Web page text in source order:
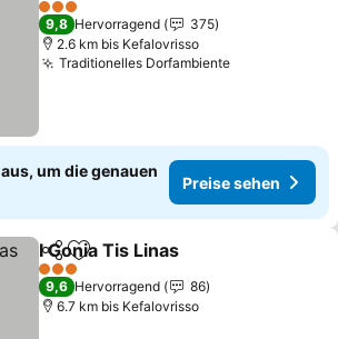
3 Sterne
9,8 Hervorragend
375
2.6 km bis Kefalovrisso
Traditionelles Dorfambiente
um die genauen
Preise sehen
TeilenZu Favoriten hinzufügen
I Gonia Tis Linas
3 Sterne
9,6 Hervorragend
86
6.7 km bis Kefalovrisso